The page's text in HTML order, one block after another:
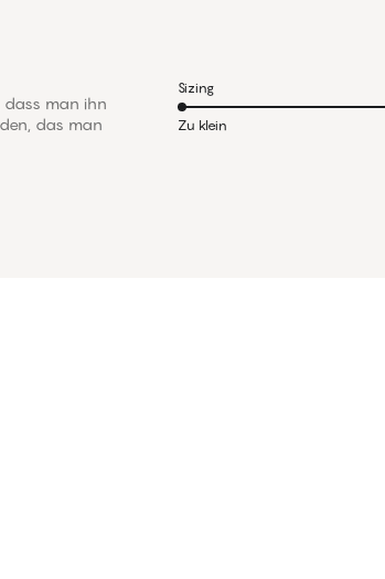
dass man ihn
das man
Sizing
Zu klein